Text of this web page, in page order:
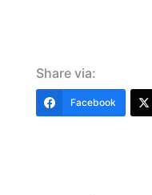
Share via:
Facebook